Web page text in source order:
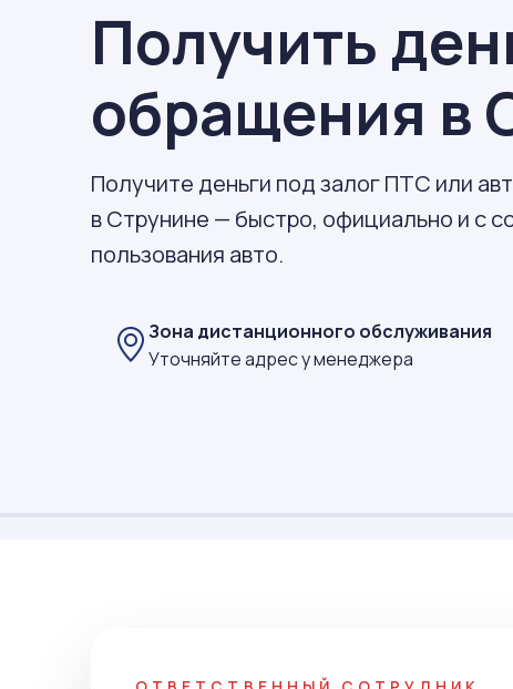
Получить
обращения в
Получите деньги под залог ПТС или
в Струнине — быстро, официально и с
пользования авто.
Зона дистанционного обслуживания
Уточняйте адрес у менеджера